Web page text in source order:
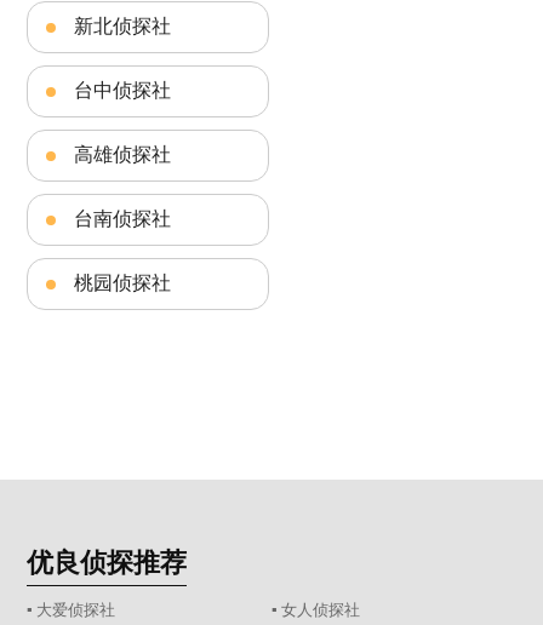
新北侦探社
台中侦探社
高雄侦探社
台南侦探社
桃园侦探社
优良侦探推荐
▪ 大爱侦探社
▪ 女人侦探社